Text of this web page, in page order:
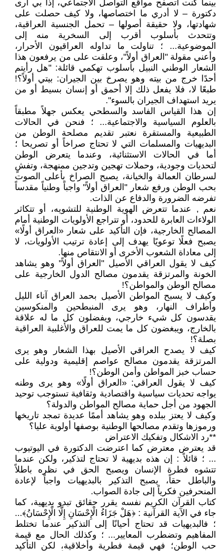
بينما كنت أتصفح مواقع التواصل الاجتماعي، إذا بي أرى
دكتورة – لا أدري ما اختصاصها، ولا كيف حصلت على
شهادتها، ولا حقيقة أصولها – تحمل الجنسية العراقية،
وتتحدث بأسلوب أقرب إلى السخرية منه إلى
الموضوعية... ؛ تناولت ما تداوله العراقيون الأحرار،
وأعني مقولة "العراق أولاً"، وعلقت على من يرفعون هذا
الشعار الوطني النبيل بأسلوب تهكمي قائلة: "هل رأيتم
أحدًا خرج من بيته وهو يصرخ بين الجيران: بيتي أولاً؟!
طبعًا لا، فلا يفعل ذلك إلا أحمق أو إنسان بسيط أو من
يريد استهداف الجيران بالسوء".
إن هذا القياس الفاسد والسطحي يعكس جهلاً مطبقاً
بالعلوم السياسية والاجتماعية... ؛ فنحن في الحالات
الطبيعية والمستقرة نعتبر تقديم مصلحة الوطن من
البديهيات والمسلمات التي لا تحتاج صراخاً أو تصريحا ؛
أما في الحالات الاستثنائية، وعندما يتعرض الوطن
لتحديات وجودية، وحملات تهجين وتدجين ممنهجة، وتفشٍ
لسرطان العمالة والخيانة، يصبح الصراخ بأعلى الصوت
بحب الوطن ورفع شعار "العراق أولاً" واجباً وطنياً مقدساً
تفرضه الضرورة والدفاع عن الذات.
نعم , عندما تتعرض الهوية الوطنية للتشويه، أو تتكاثر
الولاءات العابرة للحدود، أو تتراجع الأولويات الوطنية أمام
المصالح الخارجية، فإن التأكيد على شعار «العراق أولًا»
يصبح فعلًا توعويًا يهدف إلى إعادة ترتيب الأولويات، لا
إلى معاداة الشعوب الأخرى أو الانتقاص منها.
كيف لا يقول العراقي الأصيل "العراق أولاً" وهو يشاهد
الخونة والمرتزقة يقدمون مصالح الدول الخارجية على
مصالح الوطن والمواطن؟!
وكيف لا يسبح المواطن الأصيل بحمد العراق آناء الليل
وأطراف النهار، وهو يرى المنبطحين والمنكوسين
يقدسون كل شيء خارجي، ويفضلون كل ما له علاقة
بالخارج، ويبغضون كل ما يمت للعراق والأغلبية العراقية
بصلة؟!
كيف لا يصدح العراقي الأصيل بهذا الشعار وهو يرى
المرتزقة يقدمون مصالح عواصم إقليمية ودولية على
حساب خبز المواطن وأمن الوطن؟!
كيف لا يقول العراقي: «العراق أولًا» وهو يرى وطنه
يواجه تحديات سياسية واقتصادية وثقافية تستوجب توحيد
الجهود من أجل حماية مصالح المواطن والدولة؟
وكيف لا يعتز ببلده وهو يشاهد أممًا عديدة تمجد تاريخها
ورموزها وتقدم مصالحها الوطنية بوصفها أولوية عليا؟
**رد الاشكال وتفكيك الاعتراض
قد يعترض معترض كما اعترضت الدكتورة في اليوتيوب
... ؛ قائلاً : إن هذه بديهية لا تحتاج لتذكير، ولكن عندما
تتشوه فطرة الإنسان ويصبح الحق في نظره باطلاً
والباطل حقاً، يصبح التذكير بالبديهيات واجباً لإعادة
المنحرفين فكرياً إلى جادة الصواب.
كتاب القرآن الكريم نفسه يقرر حقائق تبدو بديهية، كما
جاء في الآية القرآنية : ﴿هَلْ جَزَاءُ الْإِحْسَانِ إِلَّا الْإِحْسَانُ﴾...
؛ فالبديهيات قد تحتاج أحيانًا إلى التذكير عندما تختلط
المفاهيم وتضطرب المعايير... ؛ وكذلك الحال مع قيمة
حب الوطن؛ فهي قيمة فطرية وأخلاقية، لكن التأكيد